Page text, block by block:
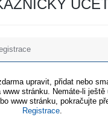
upravit, přidat nebo
www stránku. Nemáte-li ještě
www stránku, pokračujte
Registrace.